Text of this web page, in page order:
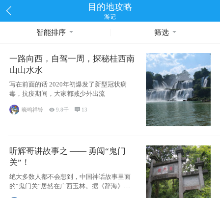
目的地攻略
游记
智能排序 筛选
一路向西，自驾一周，探秘桂西南
山山水水
写在前面的话 2020年初爆发了新型冠状病
毒，抗疫期间，大家都减少外出流
晓鸣祥铃 9.8千  13
听辉哥讲故事之 —— 勇闯“鬼门
关”！
绝大多数人都不会想到，中国神话故事里面
的“鬼门关”居然在广西玉林。据《辞海》记